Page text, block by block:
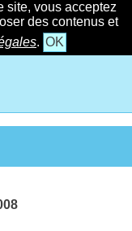
site, vous acceptez
des contenus et
. OK